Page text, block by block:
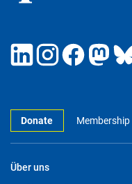
Donate Membership
Über uns